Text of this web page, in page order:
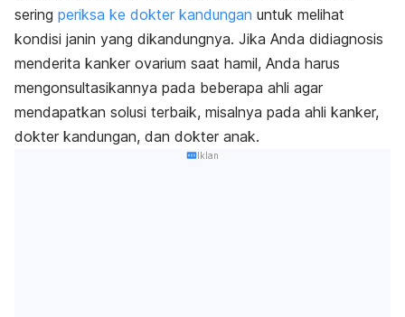
sering periksa ke dokter kandungan untuk melihat
kondisi janin yang dikandungnya. Jika Anda didiagnosis
menderita kanker ovarium saat hamil, Anda harus
mengonsultasikannya pada beberapa ahli agar
mendapatkan solusi terbaik, misalnya pada ahli kanker,
dokter kandungan, dan dokter anak.
Iklan